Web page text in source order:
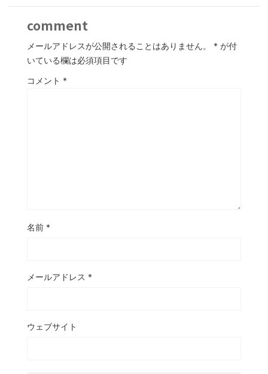
comment
メールアドレスが公開されることはありません。 * が付
いている欄は必須項目です
コメント *
名前 *
メールアドレス *
ウェブサイト